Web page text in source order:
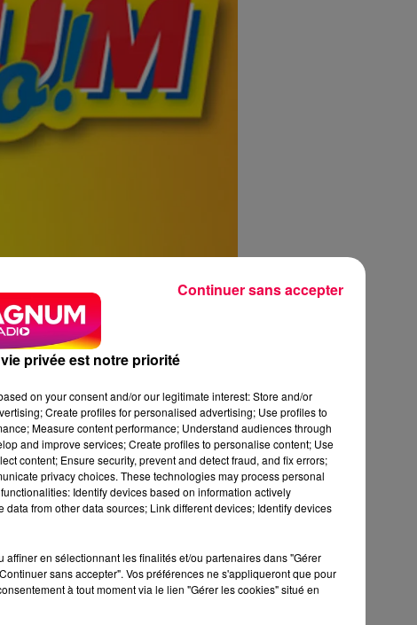
privée est notre priorité
on your consent and/or our legitimate interest: Store and/or
Create profiles for personalised advertising; Use profiles to
Measure content performance; Understand audiences through
and improve services; Create profiles to personalise content; Use
content; Ensure security, prevent and detect fraud, and fix errors;
privacy choices. These technologies may process personal
Identify devices based on information actively
from other data sources; Link different devices; Identify devices
en sélectionnant les finalités et/ou partenaires dans "Gérer
sans accepter". Vos préférences ne s'appliqueront que pour
à tout moment via le lien "Gérer les cookies" situé en
Continuer sans accepter